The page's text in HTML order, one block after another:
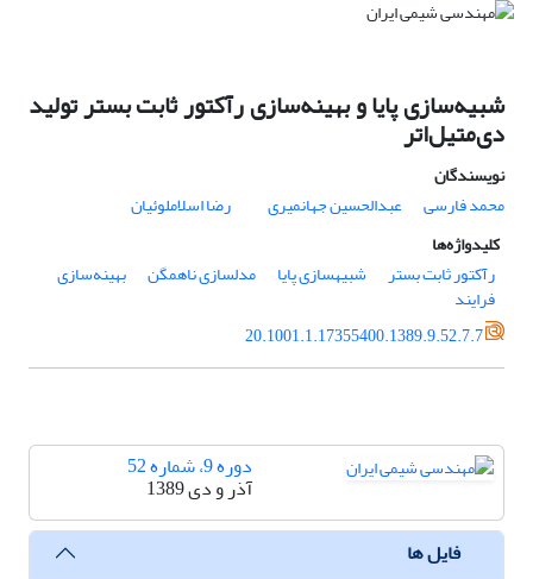
شبیه‌سازی پایا و بهینه‌سازی رآکتور ثابت بستر تولید
دی‌متیل‌اتر
نویسندگان
محمد فارسی
عبدالحسین جهانمیری
رضا اسلاملوئیان
کلیدواژه‌ها
رآکتور ثابت بستر
شبیه‎سازی پایا مدلسازی ناهمگن بهینه‌سازی
فرایند
20.1001.1.17355400.1389.9.52.7.7
دوره 9، شماره 52
آذر و دی 1389
فایل ها